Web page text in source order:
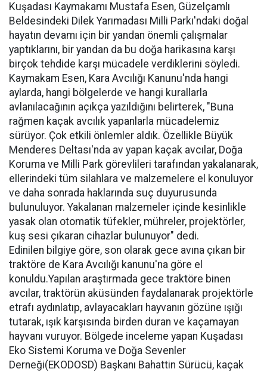
Kuşadası Kaymakamı Mustafa Esen, Güzelçamlı
Beldesindeki Dilek Yarımadası Milli Parkı'ndaki doğal
hayatın devamı için bir yandan önemli çalışmalar
yaptıklarını, bir yandan da bu doğa harikasına karşı
birçok tehdide karşı mücadele verdiklerini söyledi.
Kaymakam Esen, Kara Avcılığı Kanunu'nda hangi
aylarda, hangi bölgelerde ve hangi kurallarla
avlanılacağının açıkça yazıldığını belirterek, "Buna
rağmen kaçak avcılık yapanlarla mücadelemiz
sürüyor. Çok etkili önlemler aldık. Özellikle Büyük
Menderes Deltası'nda av yapan kaçak avcılar, Doğa
Koruma ve Milli Park görevlileri tarafından yakalanarak,
ellerindeki tüm silahlara ve malzemelere el konuluyor
ve daha sonrada haklarında suç duyurusunda
bulunuluyor. Yakalanan malzemeler içinde kesinlikle
yasak olan otomatik tüfekler, mühreler, projektörler,
kuş sesi çıkaran cihazlar bulunuyor" dedi.
Edinilen bilgiye göre, son olarak gece avına çıkan bir
traktöre de Kara Avcılığı kanunu'na göre el
konuldu.Yapılan araştırmada gece traktöre binen
avcılar, traktörün aküsünden faydalanarak projektörle
etrafı aydınlatıp, avlayacakları hayvanın gözüne ışığı
tutarak, ışık karşısında birden duran ve kaçamayan
hayvanı vuruyor. Bölgede inceleme yapan Kuşadası
Eko Sistemi Koruma ve Doğa Sevenler
Derneği(EKODOSD) Başkanı Bahattin Sürücü, kaçak